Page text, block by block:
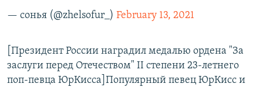
— сонья (@zhelsofur_) February 13, 2021
[Президент России наградил медалью ордена "За
заслуги перед Отечеством" II степени 23-летнего
поп-певца ЮрКисса]Популярный певец ЮрКисс и